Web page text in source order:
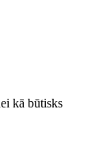
kā būtisks